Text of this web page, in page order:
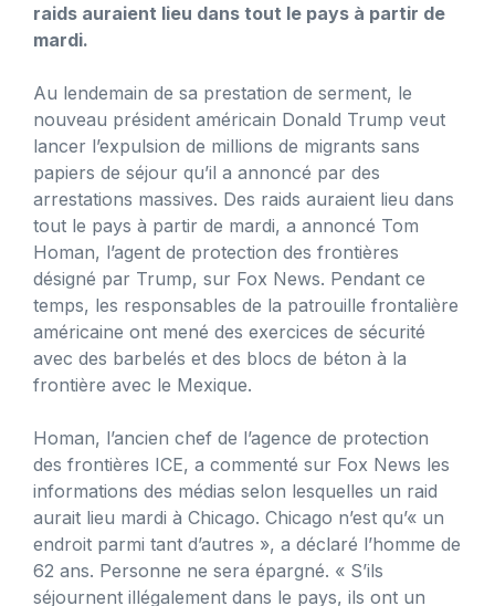
raids auraient lieu dans tout le pays à partir de
mardi.
Au lendemain de sa prestation de serment, le
nouveau président américain Donald Trump veut
lancer l’expulsion de millions de migrants sans
papiers de séjour qu’il a annoncé par des
arrestations massives. Des raids auraient lieu dans
tout le pays à partir de mardi, a annoncé Tom
Homan, l’agent de protection des frontières
désigné par Trump, sur Fox News. Pendant ce
temps, les responsables de la patrouille frontalière
américaine ont mené des exercices de sécurité
avec des barbelés et des blocs de béton à la
frontière avec le Mexique.
Homan, l’ancien chef de l’agence de protection
des frontières ICE, a commenté sur Fox News les
informations des médias selon lesquelles un raid
aurait lieu mardi à Chicago. Chicago n’est qu’« un
endroit parmi tant d’autres », a déclaré l’homme de
62 ans. Personne ne sera épargné. « S’ils
séjournent illégalement dans le pays, ils ont un